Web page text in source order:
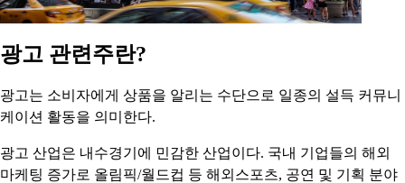
광고 관련주란?
광고는 소비자에게 상품을 알리는 수단으로 일종의 설득 커뮤니
케이션 활동을 의미한다.
광고 산업은 내수경기에 민감한 산업이다. 국내 기업들의 해외
마케팅 증가로 올림픽/월드컵 등 해외스포츠, 공연 및 기획 분야